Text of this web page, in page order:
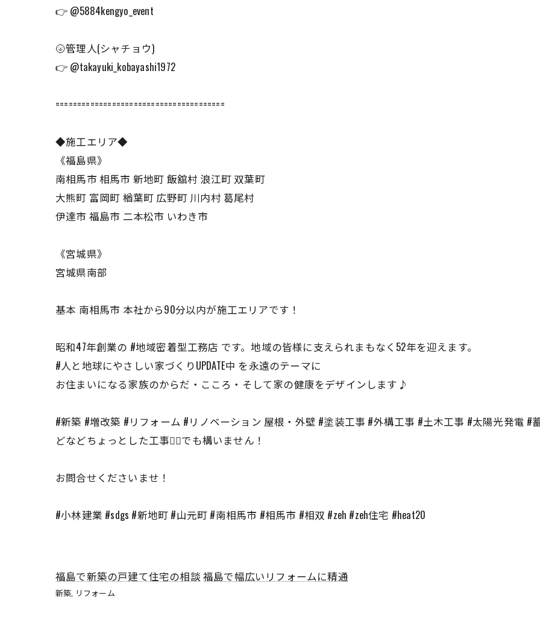
👉 @5884kengyo_event
🌝管理人(シャチョウ)
👉 @takayuki_kobayashi1972
=======================================
◆施工エリア◆
《福島県》
南相馬市 相馬市 新地町 飯舘村 浪江町 双葉町
大熊町 富岡町 楢葉町 広野町 川内村 葛尾村
伊達市 福島市 二本松市 いわき市
《宮城県》
宮城県南部
基本 南相馬市 本社から90分以内が施工エリアです！
昭和47年創業の #地域密着型工務店 です。地域の皆様に支えられまもなく52年を迎えます。
#人と地球にやさしい家づくりUPDATE中 を永遠のテーマに
お住まいになる家族のからだ・こころ・そして家の健康をデザインします♪
#新築 #増改築 #リフォーム #リノベーション 屋根・外壁 #塗装工事 #外構工事 #土木工事 #太陽光発電 #
どなどちょっとした工事👷‍♂️でも構いません！
お問合せくださいませ！
#小林建業 #sdgs #新地町 #山元町 #南相馬市 #相馬市 #相双 #zeh #zeh住宅 #heat20
福島で新築の戸建て住宅の相談 福島で幅広いリフォームに精通
新築 リフォーム